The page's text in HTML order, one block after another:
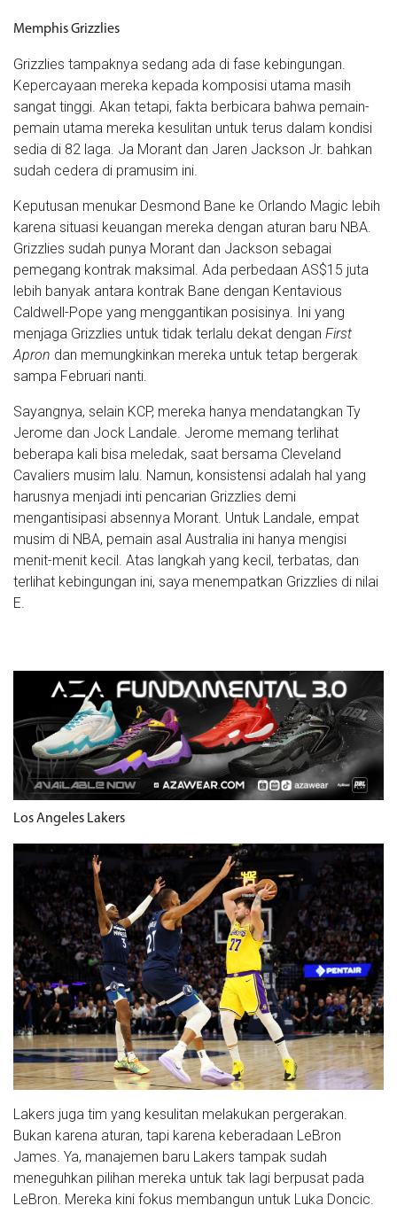
Memphis Grizzlies
Grizzlies tampaknya sedang ada di fase kebingungan.
Kepercayaan mereka kepada komposisi utama masih
sangat tinggi. Akan tetapi, fakta berbicara bahwa pemain-
pemain utama mereka kesulitan untuk terus dalam kondisi
sedia di 82 laga. Ja Morant dan Jaren Jackson Jr. bahkan
sudah cedera di pramusim ini.
Keputusan menukar Desmond Bane ke Orlando Magic lebih
karena situasi keuangan mereka dengan aturan baru NBA.
Grizzlies sudah punya Morant dan Jackson sebagai
pemegang kontrak maksimal. Ada perbedaan AS$15 juta
lebih banyak antara kontrak Bane dengan Kentavious
Caldwell-Pope yang menggantikan posisinya. Ini yang
menjaga Grizzlies untuk tidak terlalu dekat dengan First
Apron dan memungkinkan mereka untuk tetap bergerak
sampa Februari nanti.
Sayangnya, selain KCP, mereka hanya mendatangkan Ty
Jerome dan Jock Landale. Jerome memang terlihat
beberapa kali bisa meledak, saat bersama Cleveland
Cavaliers musim lalu. Namun, konsistensi adalah hal yang
harusnya menjadi inti pencarian Grizzlies demi
mengantisipasi absennya Morant. Untuk Landale, empat
musim di NBA, pemain asal Australia ini hanya mengisi
menit-menit kecil. Atas langkah yang kecil, terbatas, dan
terlihat kebingungan ini, saya menempatkan Grizzlies di nilai
E.
Los Angeles Lakers
Lakers juga tim yang kesulitan melakukan pergerakan.
Bukan karena aturan, tapi karena keberadaan LeBron
James. Ya, manajemen baru Lakers tampak sudah
meneguhkan pilihan mereka untuk tak lagi berpusat pada
LeBron. Mereka kini fokus membangun untuk Luka Doncic.